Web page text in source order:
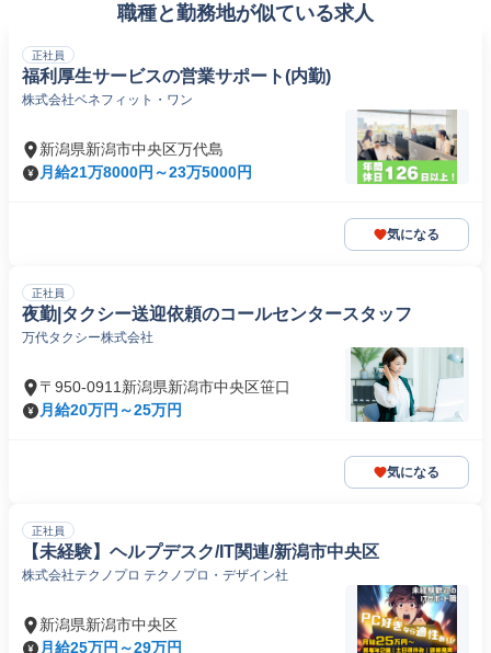
職種と勤務地が似ている求人
正社員
福利厚生サービスの営業サポート(内勤)
株式会社ベネフィット・ワン
新潟県新潟市中央区万代島
月給21万8000円～23万5000円
気になる
正社員
夜勤|タクシー送迎依頼のコールセンタースタッフ
万代タクシー株式会社
〒950-0911新潟県新潟市中央区笹口
月給20万円～25万円
気になる
正社員
【未経験】ヘルプデスク/IT関連/新潟市中央区
株式会社テクノプロ テクノプロ・デザイン社
新潟県新潟市中央区
月給25万円～29万円